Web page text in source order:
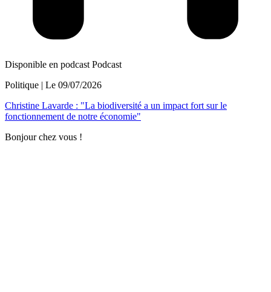
Disponible en podcast Podcast
Politique | Le 09/07/2026
Christine Lavarde : "La biodiversité a un impact fort sur le
fonctionnement de notre économie"
Bonjour chez vous !